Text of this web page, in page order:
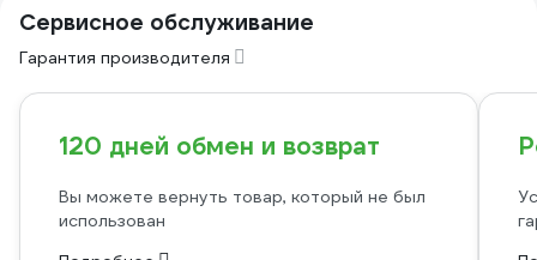
Сервисное обслуживание
Гарантия производителя
120 дней обмен и возврат
Вы можете вернуть товар, который не был
использован